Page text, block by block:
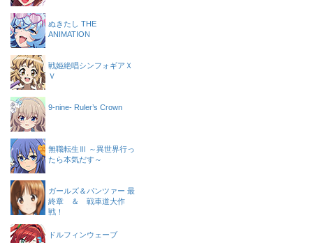
ぬきたし THE
ANIMATION
戦姫絶唱シンフォギアＸ
Ｖ
9-nine- Ruler’s Crown
無職転生Ⅲ ～異世界行っ
たら本気だす～
ガールズ＆パンツァー 最
終章 ＆ 戦車道大作
戦！
ドルフィンウェーブ